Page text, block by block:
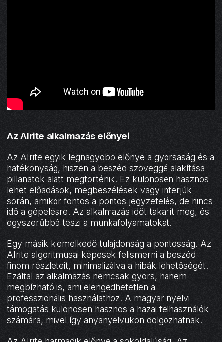
Az AIrite alkalmazás előnyei
Az AIrite egyik legnagyobb előnye a gyorsaság és a
hatékonyság, hiszen a beszéd szöveggé alakítása
pillanatok alatt megtörténik. Ez különösen hasznos
lehet előadások, megbeszélések vagy interjúk
során, amikor fontos a pontos jegyzetelés, de nincs
idő a gépelésre. Az alkalmazás időt takarít meg, és
egyszerűbbé teszi a munkafolyamatokat.
Egy másik kiemelkedő tulajdonság a pontosság. Az
AIrite algoritmusai képesek felismerni a beszéd
finom részleteit, minimalizálva a hibák lehetőségét.
Ezáltal az alkalmazás nemcsak gyors, hanem
megbízható is, ami elengedhetetlen a
professzionális használathoz. A magyar nyelvi
támogatás különösen hasznos a hazai felhasználók
számára, mivel így anyanyelvükön dolgozhatnak.